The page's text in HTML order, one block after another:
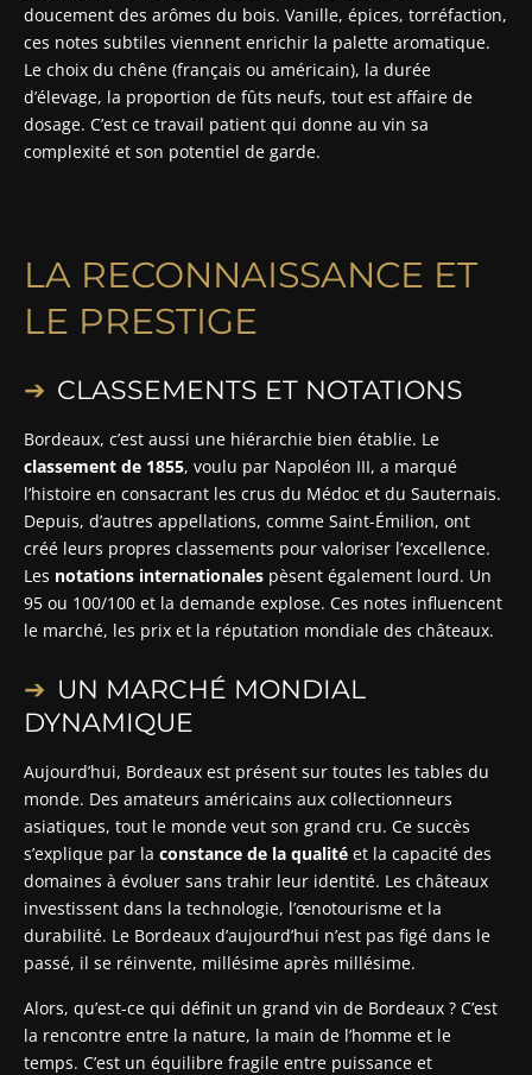
doucement des arômes du bois. Vanille, épices, torréfaction,
ces notes subtiles viennent enrichir la palette aromatique.
Le choix du chêne (français ou américain), la durée
d’élevage, la proportion de fûts neufs, tout est affaire de
dosage. C’est ce travail patient qui donne au vin sa
complexité et son potentiel de garde.
LA RECONNAISSANCE ET
LE PRESTIGE
CLASSEMENTS ET NOTATIONS
Bordeaux, c’est aussi une hiérarchie bien établie. Le
classement de 1855, voulu par Napoléon III, a marqué
l’histoire en consacrant les crus du Médoc et du Sauternais.
Depuis, d’autres appellations, comme Saint-Émilion, ont
créé leurs propres classements pour valoriser l’excellence.
Les notations internationales pèsent également lourd. Un
95 ou 100/100 et la demande explose. Ces notes influencent
le marché, les prix et la réputation mondiale des châteaux.
UN MARCHÉ MONDIAL
DYNAMIQUE
Aujourd’hui, Bordeaux est présent sur toutes les tables du
monde. Des amateurs américains aux collectionneurs
asiatiques, tout le monde veut son grand cru. Ce succès
s’explique par la constance de la qualité et la capacité des
domaines à évoluer sans trahir leur identité. Les châteaux
investissent dans la technologie, l’œnotourisme et la
durabilité. Le Bordeaux d’aujourd’hui n’est pas figé dans le
passé, il se réinvente, millésime après millésime.
Alors, qu’est-ce qui définit un grand vin de Bordeaux ? C’est
la rencontre entre la nature, la main de l’homme et le
temps. C’est un équilibre fragile entre puissance et